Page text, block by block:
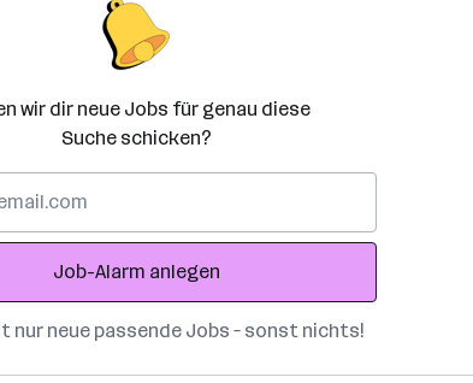
wir dir neue Jobs für genau diese
Suche schicken?
Job-Alarm anlegen
nur neue passende Jobs – sonst nichts!